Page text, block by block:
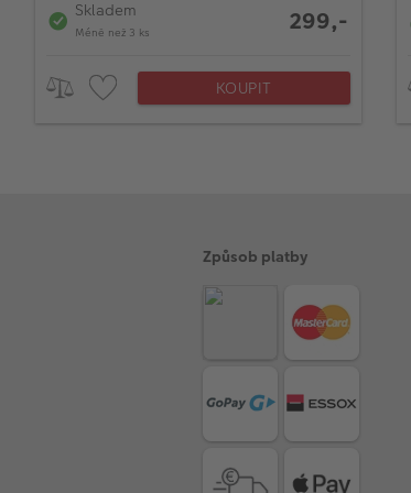
Skladem
Méně než 3 ks 299,-
KOUPIT
Způsob platby